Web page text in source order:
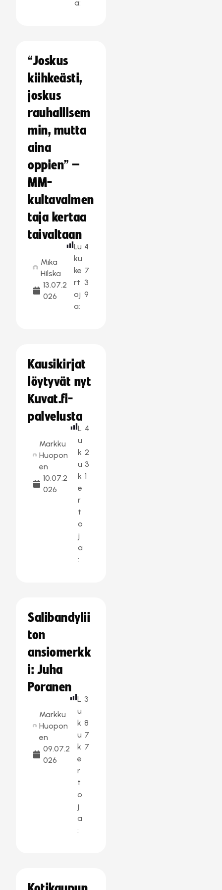
a:
“Joskus
kiihkeästi,
joskus
rauhallisem
min, mutta
aina
oppien” –
MM-
kultavalmen
taja kertaa
taivaltaan
Mika
Hilska
13.07.2
026
Lu
ku
ke
rt
oj
a:
4
7
3
9
Kausikirjat
löytyvät nyt
Kuvat.fi-
palvelusta
Markku
Huopon
en
10.07.2
026
L
u
k
u
k
e
r
t
o
j
a
:
4
2
3
1
Salibandylii
ton
ansiomerkk
i: Juha
Poranen
Markku
Huopon
en
09.07.2
026
L
u
k
u
k
e
r
t
o
j
a
:
3
8
7
7